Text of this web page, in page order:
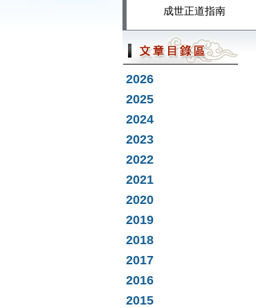
成世正道指南
2026
2025
2024
2023
2022
2021
2020
2019
2018
2017
2016
2015